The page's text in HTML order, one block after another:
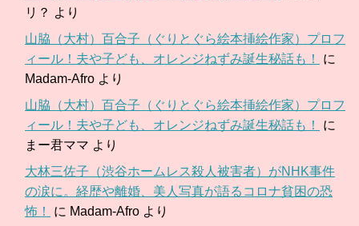
リ？ より
山脇（大村）百合子（ぐりとぐら絵本挿絵作家）プロフ
ィール！夫や子ども、オレンジねずみ誕生秘話も！
に
Madam-Afro より
山脇（大村）百合子（ぐりとぐら絵本挿絵作家）プロフ
ィール！夫や子ども、オレンジねずみ誕生秘話も！
に
まー君ママ より
大林三佐子（渋谷ホームレス殺人被害者）がNHK事件
の涙に。経歴や離婚、美人写真が語るコロナ貧困の恐
怖！
に Madam-Afro より